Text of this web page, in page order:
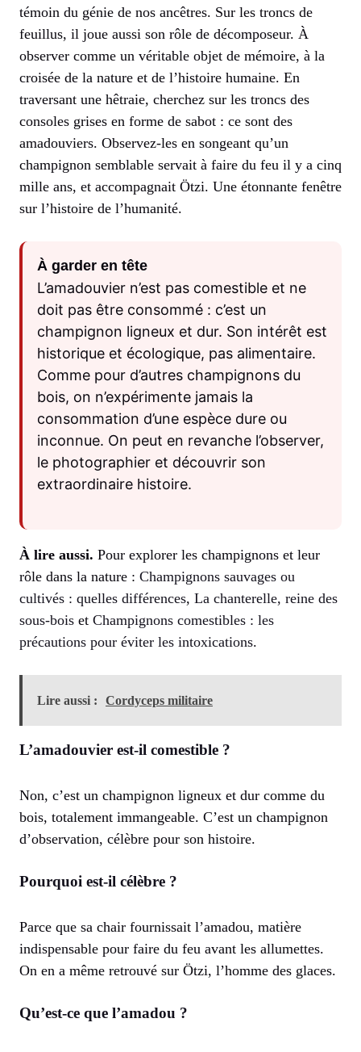
témoin du génie de nos ancêtres. Sur les troncs de
feuillus, il joue aussi son rôle de décomposeur. À
observer comme un véritable objet de mémoire, à la
croisée de la nature et de l’histoire humaine. En
traversant une hêtraie, cherchez sur les troncs des
consoles grises en forme de sabot : ce sont des
amadouviers. Observez-les en songeant qu’un
champignon semblable servait à faire du feu il y a cinq
mille ans, et accompagnait Ötzi. Une étonnante fenêtre
sur l’histoire de l’humanité.
À garder en tête
L’amadouvier n’est pas comestible et ne
doit pas être consommé : c’est un
champignon ligneux et dur. Son intérêt est
historique et écologique, pas alimentaire.
Comme pour d’autres champignons du
bois, on n’expérimente jamais la
consommation d’une espèce dure ou
inconnue. On peut en revanche l’observer,
le photographier et découvrir son
extraordinaire histoire.
À lire aussi. Pour explorer les champignons et leur
rôle dans la nature : Champignons sauvages ou
cultivés : quelles différences, La chanterelle, reine des
sous-bois et Champignons comestibles : les
précautions pour éviter les intoxications.
Lire aussi : Cordyceps militaire
L’amadouvier est-il comestible ?
Non, c’est un champignon ligneux et dur comme du
bois, totalement immangeable. C’est un champignon
d’observation, célèbre pour son histoire.
Pourquoi est-il célèbre ?
Parce que sa chair fournissait l’amadou, matière
indispensable pour faire du feu avant les allumettes.
On en a même retrouvé sur Ötzi, l’homme des glaces.
Qu’est-ce que l’amadou ?